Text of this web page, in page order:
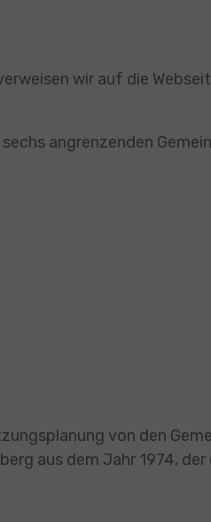
wir auf die
angrenzenden
von den
aus dem Jahr 1974,